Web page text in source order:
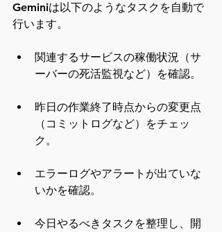
Geminiは以下のようなタスクを自動で
行います。
関連するサービスの稼働状況（サ
ーバーの死活監視など）を確認。
昨日の作業終了時点からの変更点
（コミットログなど）をチェッ
ク。
エラーログやアラートが出ていな
いかを確認。
今日やるべきタスクを整理し、開